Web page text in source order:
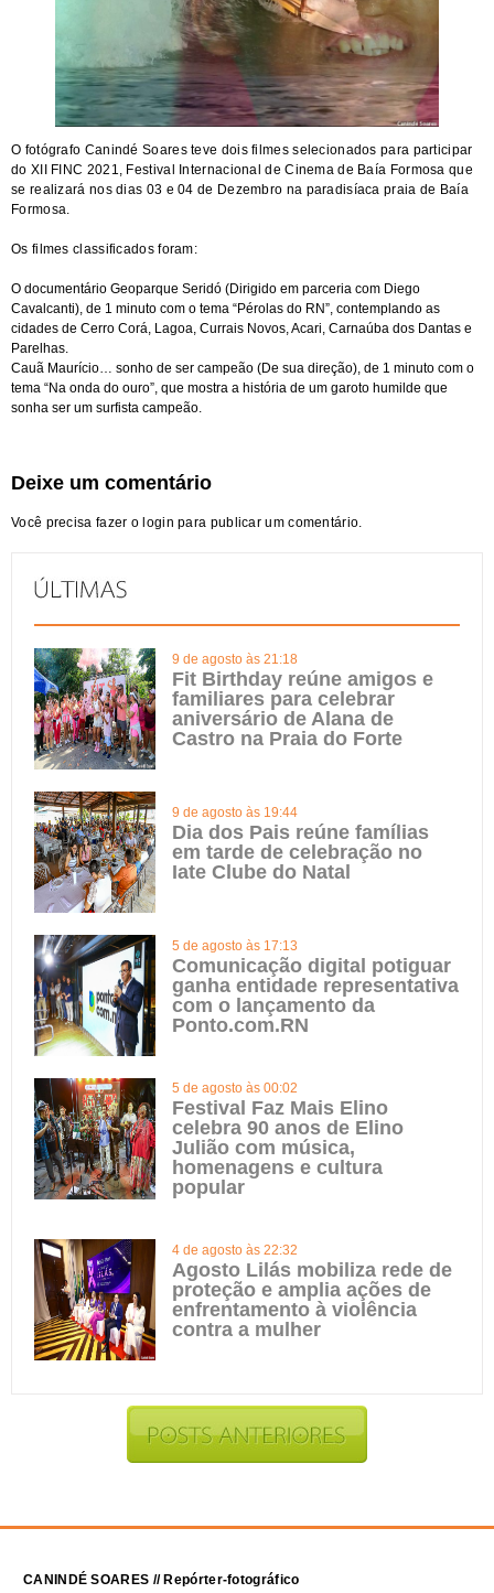
O fotógrafo Canindé Soares teve dois filmes selecionados para participar
do XII FINC 2021, Festival Internacional de Cinema de Baía Formosa que
se realizará nos dias 03 e 04 de Dezembro na paradisíaca praia de Baía
Formosa.
Os filmes classificados foram:
O documentário Geoparque Seridó (Dirigido em parceria com Diego
Cavalcanti), de 1 minuto com o tema “Pérolas do RN”, contemplando as
cidades de Cerro Corá, Lagoa, Currais Novos, Acari, Carnaúba dos Dantas e
Parelhas.
Cauã Maurício… sonho de ser campeão (De sua direção), de 1 minuto com o
tema “Na onda do ouro”, que mostra a história de um garoto humilde que
sonha ser um surfista campeão.
Deixe um comentário
Você precisa fazer o login para publicar um comentário.
9 de agosto às 21:18
Fit Birthday reúne amigos e
familiares para celebrar
aniversário de Alana de
Castro na Praia do Forte
9 de agosto às 19:44
Dia dos Pais reúne famílias
em tarde de celebração no
Iate Clube do Natal
5 de agosto às 17:13
Comunicação digital potiguar
ganha entidade representativa
com o lançamento da
Ponto.com.RN
5 de agosto às 00:02
Festival Faz Mais Elino
celebra 90 anos de Elino
Julião com música,
homenagens e cultura
popular
4 de agosto às 22:32
Agosto Lilás mobiliza rede de
proteção e amplia ações de
enfrentamento à violência
contra a mulher
CANINDÉ SOARES // Repórter-fotográfico